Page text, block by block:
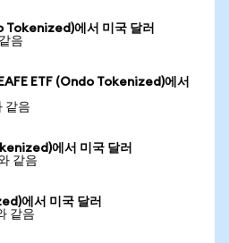
Tokenized)에서 미국 달러
음
ETF (Ondo Tokenized)에서
같음
에서 미국 달러
같음
에서 미국 달러
같음